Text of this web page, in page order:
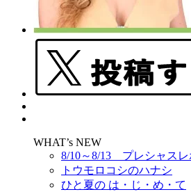
WHAT’s NEW
8/10～8/13 プレシャスレ
トウモロコシのハナシ
ひと夏の は・じ・め・て